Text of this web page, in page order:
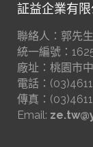
証益企業有限
聯絡人：郭先生
統一編號：
廠址：桃園市
電話：
傳真：
Email: